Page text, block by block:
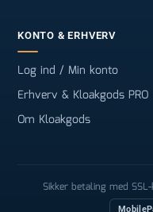
KONTO & ERHVERV
Log ind / Min konto
Erhverv & Kloakgods PRO
Om Kloakgods
Sikker betaling med